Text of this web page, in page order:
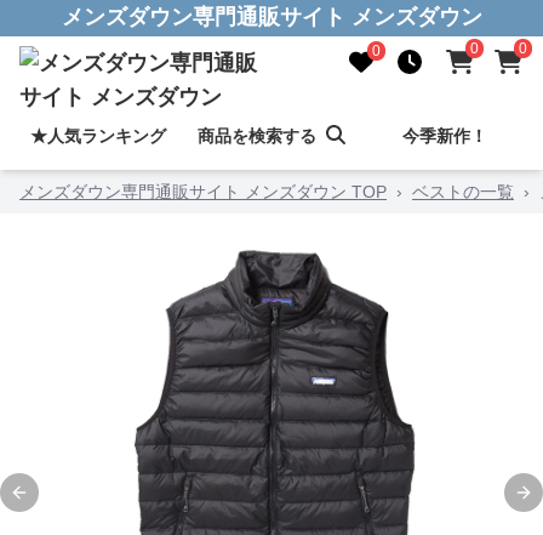
メンズダウン専門通販サイト メンズダウン
0 0 0
★人気ランキング 商品を検索する 今季新作！
メンズダウン専門通販サイト メンズダウン TOP › ベストの一覧 ›
Previous slide